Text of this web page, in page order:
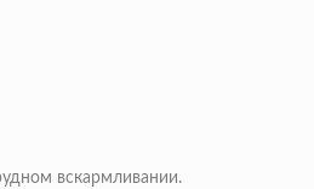
вскармливании.